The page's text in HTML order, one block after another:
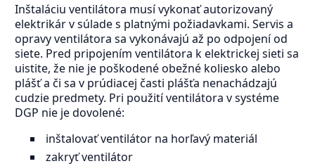
Inštaláciu ventilátora musí vykonať autorizovaný
elektrikár v súlade s platnými požiadavkami. Servis a
opravy ventilátora sa vykonávajú až po odpojení od
siete. Pred pripojením ventilátora k elektrickej sieti sa
uistite, že nie je poškodené obežné koliesko alebo
plášť a či sa v prúdiacej časti plášťa nenachádzajú
cudzie predmety. Pri použití ventilátora v systéme
DGP nie je dovolené:
inštalovať ventilátor na horľavý materiál
zakryť ventilátor